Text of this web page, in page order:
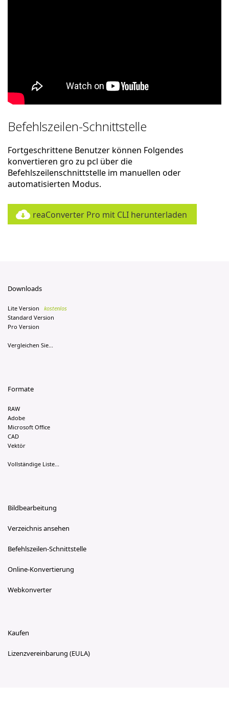
Befehlszeilen-Schnittstelle
Fortgeschrittene Benutzer können Folgendes
konvertieren gro zu pcl über die
Befehlszeilenschnittstelle im manuellen oder
automatisierten Modus.
reaConverter Pro mit CLI herunterladen
Downloads
Lite Version
kostenlos
Standard Version
Pro Version
Vergleichen Sie...
Formate
RAW
Adobe
Microsoft Office
CAD
Vektör
Vollständige Liste...
Bildbearbeitung
Verzeichnis ansehen
Befehlszeilen-Schnittstelle
Online-Konvertierung
Webkonverter
Kaufen
Lizenzvereinbarung (EULA)